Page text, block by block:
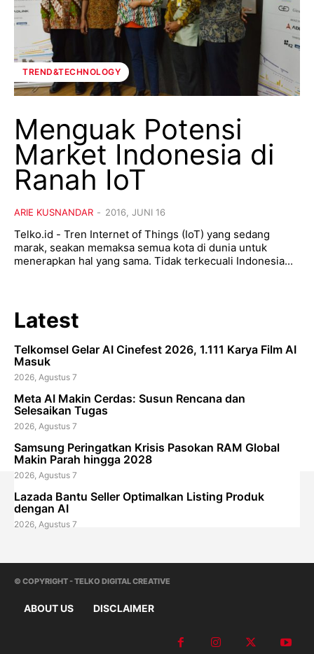
TREND&TECHNOLOGY
Menguak Potensi
Market Indonesia di
Ranah IoT
ARIE KUSNANDAR - 2016, JUNI 16
Telko.id - Tren Internet of Things (IoT) yang sedang
marak, seakan memaksa semua kota di dunia untuk
menerapkan hal yang sama. Tidak terkecuali Indonesia...
Latest
Telkomsel Gelar AI Cinefest 2026, 1.111 Karya Film AI
Masuk
2026, Agustus 7
Meta AI Makin Cerdas: Susun Rencana dan
Selesaikan Tugas
2026, Agustus 7
Samsung Peringatkan Krisis Pasokan RAM Global
Makin Parah hingga 2028
2026, Agustus 7
Lazada Bantu Seller Optimalkan Listing Produk
dengan AI
2026, Agustus 7
© COPYRIGHT - TELKO DIGITAL CREATIVE
ABOUT US DISCLAIMER